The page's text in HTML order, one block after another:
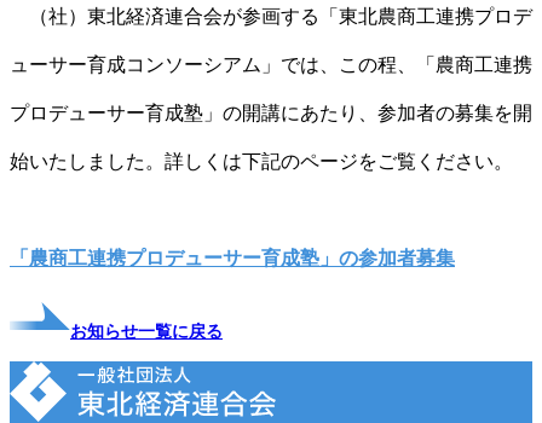
（社）東北経済連合会が参画する「東北農商工連携プロデ
ューサー育成コンソーシアム」では、この程、「農商工連携
プロデューサー育成塾」の開講にあたり、参加者の募集を開
始いたしました。詳しくは下記のページをご覧ください。
「農商工連携プロデューサー育成塾」の参加者募集
お知らせ一覧に戻る